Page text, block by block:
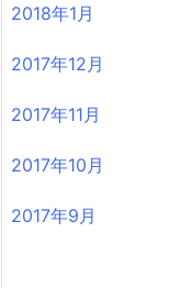
2018年1月
2017年12月
2017年11月
2017年10月
2017年9月